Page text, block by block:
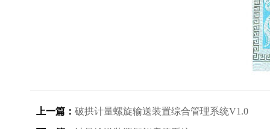
上一篇： 破拱计量螺旋输送装置综合管理系统V1.0